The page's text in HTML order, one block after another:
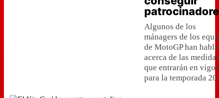
Algunos de los
mánagers de los
de MotoGP han
acerca de las medidas
que entrarán en vigor
para la temporada